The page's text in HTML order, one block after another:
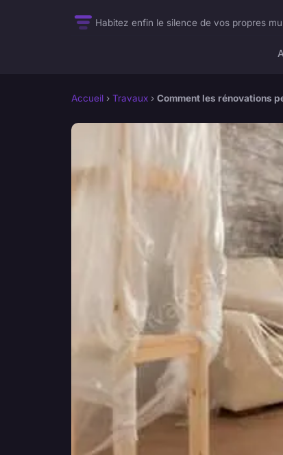
Habitez enfin le silence de vos propres
Accueil › Travaux › Comment les rénovations